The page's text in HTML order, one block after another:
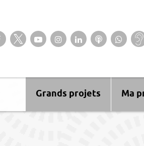
Suivez-nous sur notre page
Suivez-nous sur Twitter
Suivez-nous sur
Suivez-nous sur
Retrouvez-
Ecoutez
Ma
Grands projets